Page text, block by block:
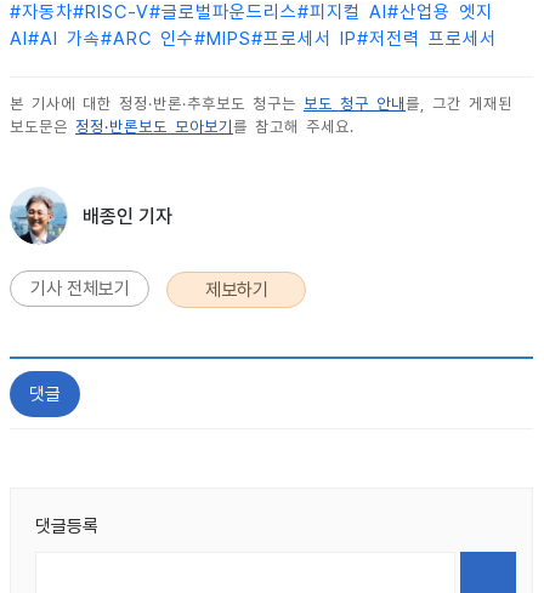
#자동차#RISC-V#글로벌파운드리스#피지컬 AI #산업용 엣지
AI #AI 가속#ARC 인수#MIPS#프로세서 IP#저전력 프로세서
본 기사에 대한 정정·반론·추후보도 청구는 보도 청구 안내 를, 그간 게재된
보도문은 정정·반론보도 모아보기 를 참고해 주세요.
배종인 기자
기사 전체보기 제보하기
댓글
댓글등록